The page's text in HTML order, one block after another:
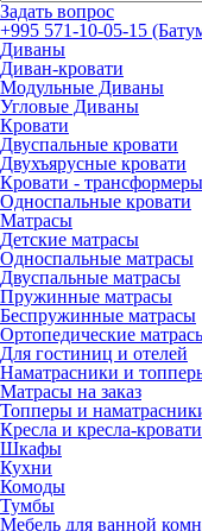
Задать вопрос
+995 571-10-05-15
Диваны
Диван-кровати
Модульные Диваны
Угловые Диваны
Кровати
Двуспальные кровати
Двухъярусные кровати
Кровати -
Односпальные кровати
Матрасы
Детские матрасы
Односпальные матрасы
Двуспальные матрасы
Пружинные матрасы
Беспружинные матрасы
Ортопедические
Для гостиниц и отелей
Наматрасники и
Матрасы на заказ
Топперы и
Кресла и кресла-кровати
Шкафы
Кухни
Комоды
Тумбы
Мебель для ванной